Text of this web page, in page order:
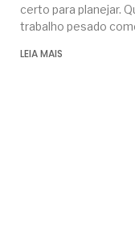
certo para planejar.
trabalho pesado
LEIA MAIS